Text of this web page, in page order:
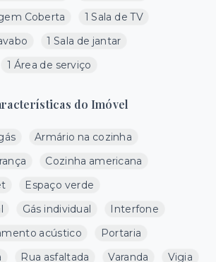
Coberta
1 Sala de TV
1 Sala de jantar
1 Área de serviço
do Imóvel
Armário na cozinha
Cozinha americana
Espaço verde
Gás individual
Interfone
acústico
Portaria
Rua asfaltada Varanda
Vigia